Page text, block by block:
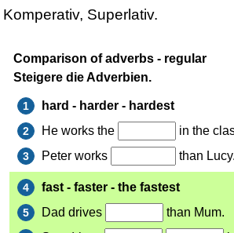
Komperativ, Superlativ.